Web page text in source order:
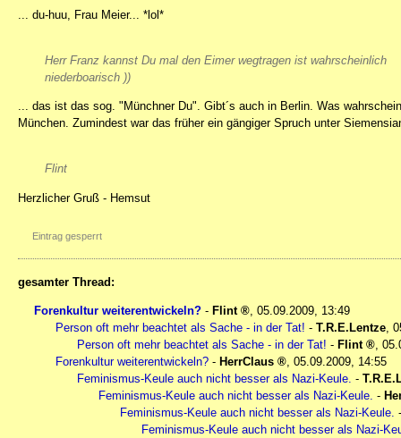
... du-huu, Frau Meier... *lol*
Herr Franz kannst Du mal den Eimer wegtragen ist wahrscheinlich
niederboarisch ))
... das ist das sog. "Münchner Du". Gibt´s auch in Berlin. Was
München. Zumindest war das früher ein gängiger Spruch unter
Flint
Herzlicher Gruß - Hemsut
Eintrag gesperrt
gesamter Thread:
Forenkultur weiterentwickeln? - Flint
05.09.2009, 13:49
Person oft mehr beachtet als Sache - in der Tat! - T.R.E.Lentze
Person oft mehr beachtet als Sache - in der Tat! - Flint
Forenkultur weiterentwickeln? - HerrClaus
05.09.2009, 14:55
Feminismus-Keule auch nicht besser als Nazi-Keule. -
Feminismus-Keule auch nicht besser als Nazi-Keule. -
Feminismus-Keule auch nicht besser als Nazi-Keule.
Feminismus-Keule auch nicht besser als Nazi-